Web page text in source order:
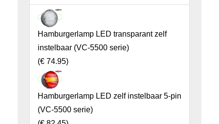
Hamburgerlamp LED transparant zelf
instelbaar (VC-5500 serie)
(€ 74.95)
Hamburgerlamp LED zelf instelbaar 5-pin
(VC-5500 serie)